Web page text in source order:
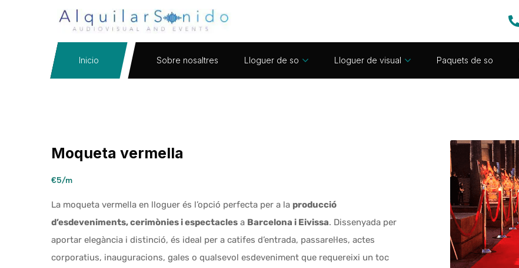
Inicio Sobre nosaltres Lloguer de so Lloguer de visual Paquets de so
Moqueta vermella
€5/m
La moqueta vermella en lloguer és l’opció perfecta per a la producció
d’esdeveniments, cerimònies i espectacles a Barcelona i Eivissa. Dissenyada per
aportar elegància i distinció, és ideal per a catifes d’entrada, passarel·les, actes
corporatius, inauguracions, gales o qualsevol esdeveniment que requereixi un toc